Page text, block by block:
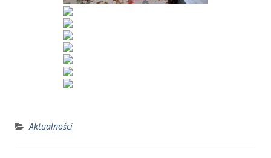
Aktualności